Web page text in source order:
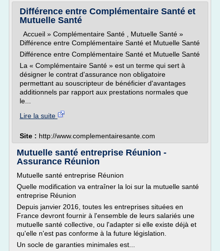
Différence entre Complémentaire Santé et
Mutuelle Santé
Accueil » Complémentaire Santé , Mutuelle Santé »
Différence entre Complémentaire Santé et Mutuelle Santé
Différence entre Complémentaire Santé et Mutuelle Santé
La « Complémentaire Santé » est un terme qui sert à
désigner le contrat d'assurance non obligatoire
permettant au souscripteur de bénéficier d'avantages
additionnels par rapport aux prestations normales que
le...
Lire la suite
Site : http://www.complementairesante.com
Mutuelle santé entreprise Réunion -
Assurance Réunion
Mutuelle santé entreprise Réunion
Quelle modification va entraîner la loi sur la mutuelle santé
entreprise Réunion
Depuis janvier 2016, toutes les entreprises situées en
France devront fournir à l'ensemble de leurs salariés une
mutuelle santé collective, ou l'adapter si elle existe déjà et
qu'elle n'est pas conforme à la future législation.
Un socle de garanties minimales est...